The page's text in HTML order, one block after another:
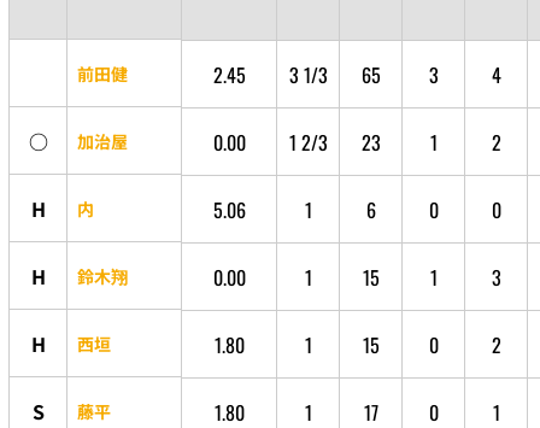
前田健 2.45 3 1/3 65 3 4
○ 加治屋 0.00 1 2/3 23 1 2
H 内 5.06 1 6 0 0
H 鈴木翔 0.00 1 15 1 3
H 西垣 1.80 1 15 0 2
S 藤平 1.80 1 17 0 1